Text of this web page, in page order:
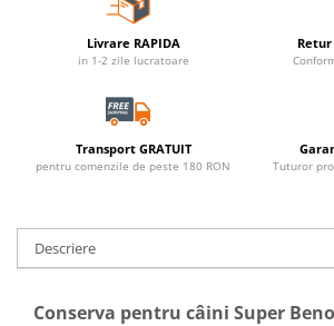
Livrare RAPIDA
in 1-2 zile lucratoare
Retur
Transport GRATUIT
pentru comenzile de peste 180 RON Tuturor
Descriere
Conserva pentru câini Super